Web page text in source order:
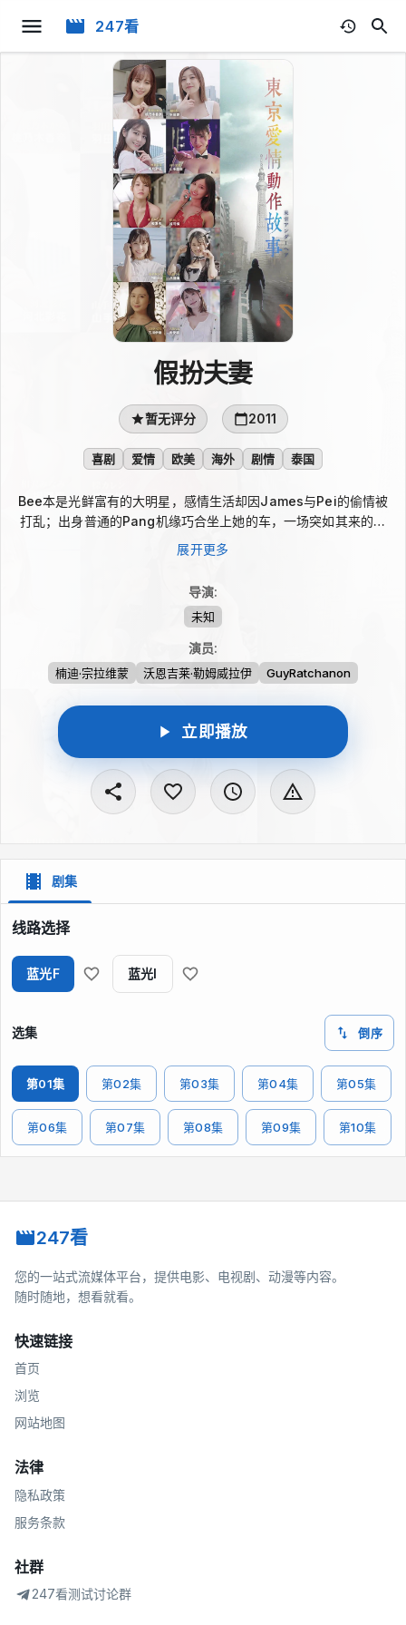
247看
假扮夫妻
暂无评分 2011
喜剧 爱情 欧美 海外 剧情 泰国
Bee本是光鲜富有的大明星，感情生活却因James与Pei的偷情被
打乱；出身普通的Pang机缘巧合坐上她的车，一场突如其来的车
祸让两人在昏迷中互换灵魂。出院后，Pang顶着Bee的身份走进
富裕生活，Bee却在Pang的身体里与Guy挤在狭小住处。两个女
事。
展开更多
导演:
未知
演员:
楠迪·宗拉维蒙 沃恩吉莱·勒姆威拉伊 GuyRatchanon
立即播放
剧集
线路选择
蓝光F 蓝光I
选集 倒序
第01集 第02集 第03集 第04集 第05集
第06集 第07集 第08集 第09集 第10集
247看
您的一站式流媒体平台，提供电影、电视剧、动漫等内容。
随时随地，想看就看。
快速链接
首页
浏览
网站地图
法律
隐私政策
服务条款
社群
247看测试讨论群